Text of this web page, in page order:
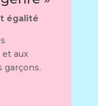
égalité
aux
garçons.